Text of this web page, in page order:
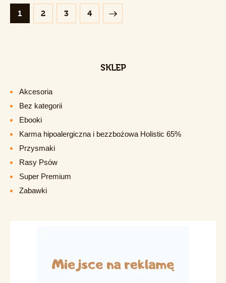
1 2 3 4
>
SKLEP
Akcesoria
Bez kategorii
Ebooki
Karma hipoalergiczna i bezzbożowa Holistic 65%
Przysmaki
Rasy Psów
Super Premium
Zabawki